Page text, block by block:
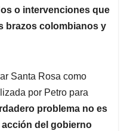
o intervenciones que
brazos colombianos y
Santa Rosa como
por Petro para
problema no es
del gobierno